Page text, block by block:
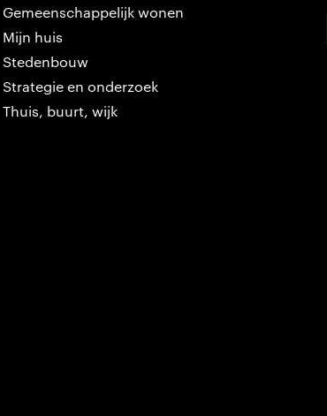
Gemeenschappelijk wonen
Mijn huis
Stedenbouw
Strategie en onderzoek
Thuis, buurt, wijk